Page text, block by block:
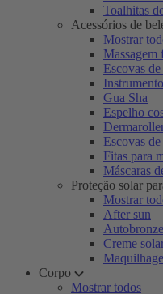
Toalhitas
Acessórios de
Mostrar
Massagem
Escovas
Gua Sha
Espelho
Escovas de
Fitas para
Máscaras
Proteção solar
Mostrar
After sun
Creme
Corpo
Mostrar todos